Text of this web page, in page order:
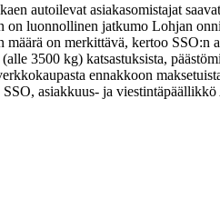
autoilevat asiakasomistajat
on luonnollinen jatkumo Lohjan
on merkittävä, kertoo SSO:n
3500 kg) katsastuksista,
ennakkoon
SSO, asiakkuus- ja